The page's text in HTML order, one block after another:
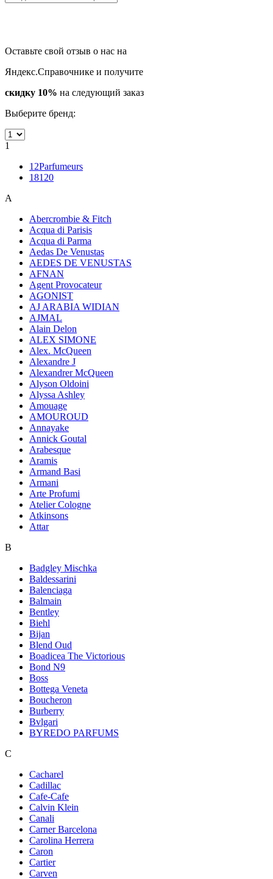
Оставьте свой отзыв о нас на
Яндекс.Справочнике и получите
скидку 10% на следующий заказ
Выберите бренд:
1
12Parfumeurs
18120
A
Abercrombie & Fitch
Acqua di Parisis
Acqua di Parma
Aedas De Venustas
AEDES DE VENUSTAS
AFNAN
Agent Provocateur
AGONIST
AJ ARABIA WIDIAN
AJMAL
Alain Delon
ALEX SIMONE
Alex. McQueen
Alexandre J
Alexandrer McQueen
Alyson Oldoini
Alyssa Ashley
Amouage
AMOUROUD
Annayake
Annick Goutal
Arabesque
Aramis
Armand Basi
Armani
Arte Profumi
Atelier Cologne
Atkinsons
Attar
B
Badgley Mischka
Baldessarini
Balenciaga
Balmain
Bentley
Biehl
Bijan
Blend Oud
Boadicea The Victorious
Bond N9
Boss
Bottega Veneta
Boucheron
Burberry
Bvlgari
BYREDO PARFUMS
C
Cacharel
Cadillac
Cafe-Cafe
Calvin Klein
Canali
Carner Barcelona
Carolina Herrera
Caron
Cartier
Carven